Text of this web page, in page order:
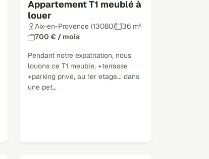
Appartement T1 meublé à
louer
Aix-en-Provence (13080)
36 m²
700 € / mois
Pendant notre expatriation, nous
louons ce T1 meuble, +terrasse
+parking privé, au 1er etage... dans
une pet…